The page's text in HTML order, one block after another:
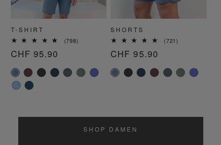
T-SHIRT
(798)
Normaler
Preis
CHF 95.90
SHORTS
(721)
Normaler
Preis
CHF 95.90
SHOP DAMEN